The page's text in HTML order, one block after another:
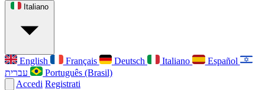
Italiano
English Français Deutsch Italiano
Español
Português (Brasil)
Accedi Registrati